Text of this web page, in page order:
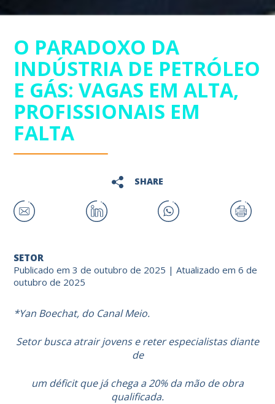
O PARADOXO DA
INDÚSTRIA DE PETRÓLEO
E GÁS: VAGAS EM ALTA,
PROFISSIONAIS EM
FALTA
SHARE
SETOR
Publicado em 3 de outubro de 2025 | Atualizado em 6 de
outubro de 2025
*Yan Boechat, do Canal Meio.
Setor busca atrair jovens e reter especialistas diante
de
um déficit que já chega a 20% da mão de obra
qualificada.